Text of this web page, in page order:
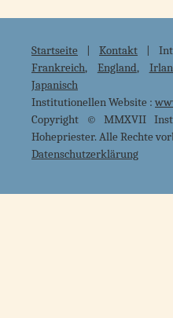
Startseite |Kontakt |
Frankreich, England,
Japanisch
Institutionellen Website :
Copyright © MMXVII
Hohepriester. Alle Rechte
Datenschutzerklärung